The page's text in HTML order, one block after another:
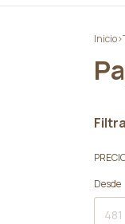
Inicio>
Desde